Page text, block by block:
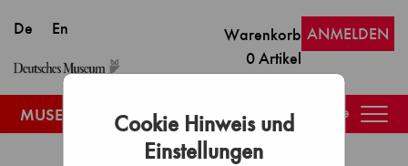
Cookie Hinweis und
Einstellungen
Warenkorb
0Artikel
ANMELDEN